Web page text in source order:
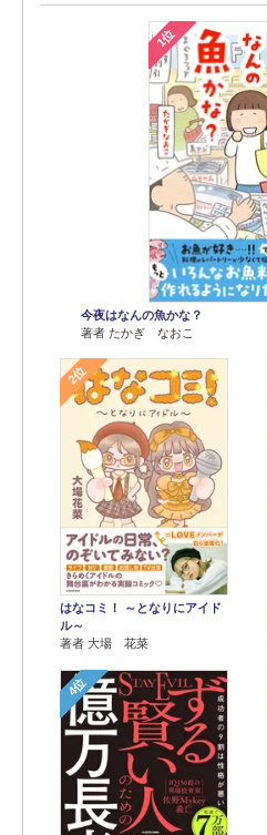
1位
今夜はなんの魚かな？
著者 たかぎ なおこ
2位
はなコミ！ ～となりにアイド
ル～
著者 大場 花菜
4位